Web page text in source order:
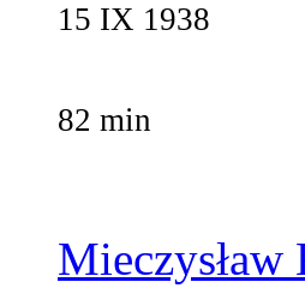
15 IX 1938
82 min
Mieczysław